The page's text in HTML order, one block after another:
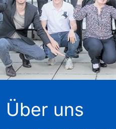
Über uns